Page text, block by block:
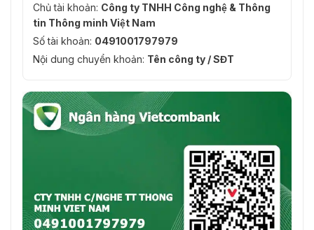
Chủ tài khoản: Công ty TNHH Công nghệ & Thông
tin Thông minh Việt Nam
Số tài khoản: 0491001797979
Nội dung chuyển khoản: Tên công ty / SĐT